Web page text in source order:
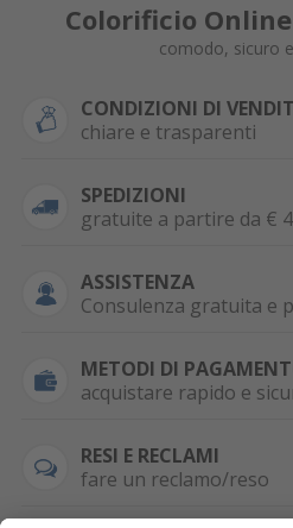
Colorificio
comodo, sicuro
CONDIZIONI DI
chiare e trasparenti
SPEDIZIONI
gratuite a partire da €
ASSISTENZA
Consulenza gratuita e
METODI DI
acquistare rapido e
RESI E RECLAMI
fare un reclamo/reso